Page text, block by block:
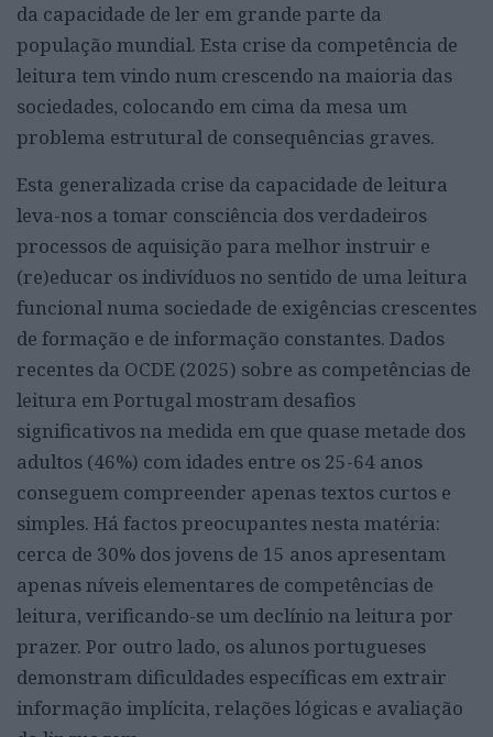
da capacidade de ler em grande parte da
população mundial. Esta crise da competência de
leitura tem vindo num crescendo na maioria das
sociedades, colocando em cima da mesa um
problema estrutural de consequências graves.
Esta generalizada crise da capacidade de leitura
leva-nos a tomar consciência dos verdadeiros
processos de aquisição para melhor instruir e
(re)educar os indivíduos no sentido de uma leitura
funcional numa sociedade de exigências crescentes
de formação e de informação constantes. Dados
recentes da OCDE (2025) sobre as competências de
leitura em Portugal mostram desafios
significativos na medida em que quase metade dos
adultos (46%) com idades entre os 25-64 anos
conseguem compreender apenas textos curtos e
simples. Há factos preocupantes nesta matéria:
cerca de 30% dos jovens de 15 anos apresentam
apenas níveis elementares de competências de
leitura, verificando-se um declínio na leitura por
prazer. Por outro lado, os alunos portugueses
demonstram dificuldades específicas em extrair
informação implícita, relações lógicas e avaliação